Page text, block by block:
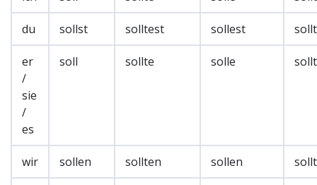
du sollst solltest sollest
er
/
sie
/
es
soll sollte solle
wir sollen sollten sollen